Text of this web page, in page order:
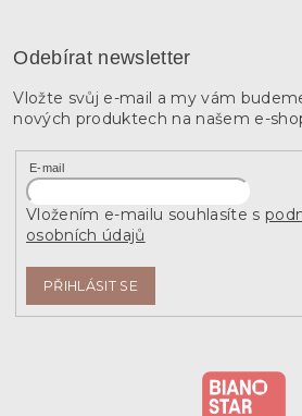
Odebírat newsletter
Vložte svůj e-mail a my vám
nových produktech na našem e-
E-mail
Vložením e-mailu souhlasíte s
osobních údajů
PŘIHLÁSIT SE